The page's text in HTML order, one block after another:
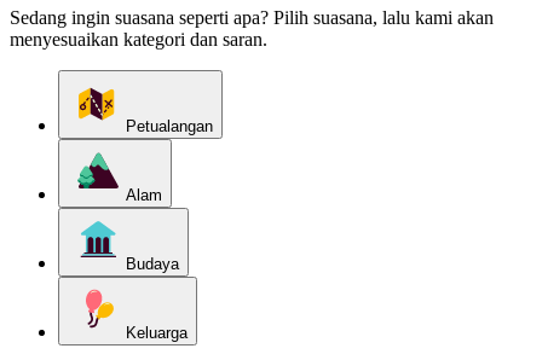
Sedang ingin suasana seperti apa? Pilih suasana, lalu kami akan
menyesuaikan kategori dan saran.
Petualangan
Alam
Budaya
Keluarga